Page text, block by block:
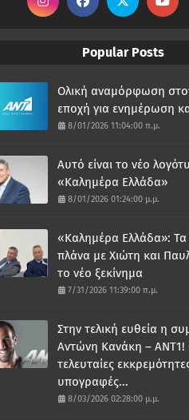
Popular Posts
Ολική αναμόρφωση
εποχή για ενημέρωση
8/01/2026 11:04:00 π.μ.
Αυτό είναι το νέο
«Καλημέρα Ελλάδα»
8/01/2026 01:24:00 μ.μ.
«Καλημέρα Ελλάδα»:
πλάνα με Χιώτη και
το νέο ξεκίνημα
7/31/2026 11:39:00 π.μ.
Στην τελική ευθεία η
Αντώνη Κανάκη – ΑΝΤ1!
τελευταίες
υπογραφές...
8/03/2026 02:28:00 μ.μ.